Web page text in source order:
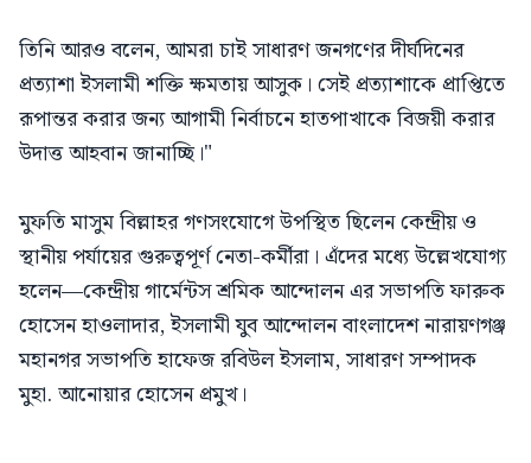
তিনি আরও বলেন, আমরা চাই সাধারণ জনগণের দীর্ঘদিনের
প্রত্যাশা ইসলামী শক্তি ক্ষমতায় আসুক। সেই প্রত্যাশাকে প্রাপ্তিতে
রূপান্তর করার জন্য আগামী নির্বাচনে হাতপাখাকে বিজয়ী করার
উদাত্ত আহবান জানাচ্ছি।"
মুফতি মাসুম বিল্লাহর গণসংযোগে উপস্থিত ছিলেন কেন্দ্রীয় ও
স্থানীয় পর্যায়ের গুরুত্বপূর্ণ নেতা-কর্মীরা। এঁদের মধ্যে উল্লেখযোগ্য
হলেন—কেন্দ্রীয় গার্মেন্টস শ্রমিক আন্দোলন এর সভাপতি ফারুক
হোসেন হাওলাদার, ইসলামী যুব আন্দোলন বাংলাদেশ নারায়ণগঞ্জ
মহানগর সভাপতি হাফেজ রবিউল ইসলাম, সাধারণ সম্পাদক
মুহা. আনোয়ার হোসেন প্রমুখ।